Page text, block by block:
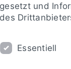
gesetzt und
des
Essentiell